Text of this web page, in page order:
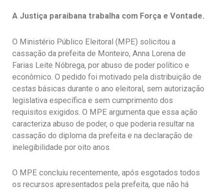
A Justiça paraibana trabalha com Força e Vontade.
O Ministério Público Eleitoral (MPE) solicitou a
cassação da prefeita de Monteiro, Anna Lorena de
Farias Leite Nóbrega, por abuso de poder político e
econômico. O pedido foi motivado pela distribuição de
cestas básicas durante o ano eleitoral, sem autorização
legislativa específica e sem cumprimento dos
requisitos exigidos. O MPE argumenta que essa ação
caracteriza abuso de poder, o que poderia resultar na
cassação do diploma da prefeita e na declaração de
inelegibilidade por oito anos.
O MPE concluiu recentemente, após esgotados todos
os recursos apresentados pela prefeita, que não há